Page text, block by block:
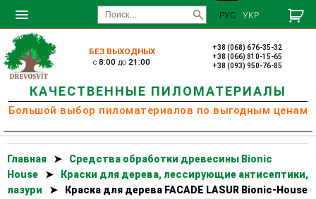
РУС УКР
БЕЗ ВЫХОДНЫХ
c8:00 до21:00
+38 (068) 676-35-32
+38 (066) 810-15-65
+38 (093) 950-76-85
КАЧЕСТВЕННЫЕ ПИЛОМАТЕРИАЛЫ
Большой выбор пиломатериалов по выгодным ценам
Главная ➤
Cредства обработки древесины Bionic
House
➤
Краски для дерева, лессирующие антисептики,
лазури
➤
Краска для дерева FACADE LASUR Bionic-House